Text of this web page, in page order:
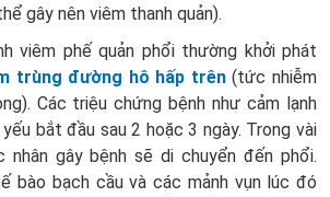
gây nên viêm thanh quản).
viêm phế quản phổi thường khởi phát
trùng đường hô hấp trên(tức nhiễm
Các triệu chứng bệnh như cảm lạnh
bắt đầu sau 2 hoặc 3 ngày. Trong vài
gây bệnh sẽ di chuyển đến phổi.
bào bạch cầu và các mảnh vụn lúc đó